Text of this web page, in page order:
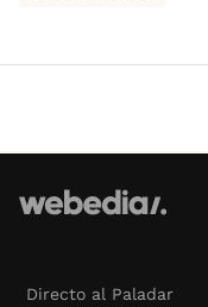
Directo al Paladar